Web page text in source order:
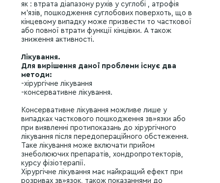
як : втрата діапазону рухів у суглобі , атрофія
м’язів, пошкодження суглобових поверхоть, що в
кінцевому випадку може призвести то часткової
або повної втрати функції кінцівки. А також
зниження активності.
Лікування.
Для вирішення даної проблеми існує два
методи:
-хірургічне лікування
-консервативне лікування.
Консервативне лікування можливе лише у
випадках часткового пошкодження зв»язки або
при виявленні протипоказань до хірургічного
лікування після передопераційного обстеження.
Таке лікування може включати прийом
знеболюючих препаратів, хондропротекторів,
курсу фізіотерапії.
Хірургічне лікування має найкращий ефект при
розривах зв»язок, також показаннями до